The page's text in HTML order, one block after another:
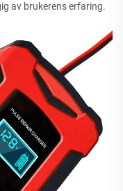
av brukerens erfaring.